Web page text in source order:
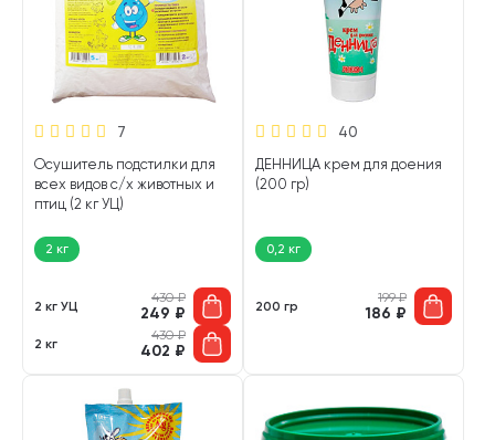
7
Осушитель подстилки для
всех видов с/х животных и
птиц (2 кг УЦ)
2 кг
2 кг УЦ
430₽
249 ₽
2 кг
430₽
402 ₽
40
ДЕННИЦА крем для доения
(200 гр)
0,2 кг
200 гр
199₽
186 ₽